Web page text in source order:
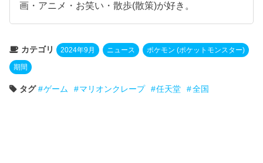
画・アニメ・お笑い・散歩(散策)が好き。
カテゴリ 2024年9月 ニュース ポケモン (ポケットモンスター)
期間
タグ ゲーム マリオンクレープ 任天堂 全国